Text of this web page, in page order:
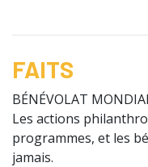
FAITS
BÉNÉVOLAT
Les actions
programmes, et les
jamais.